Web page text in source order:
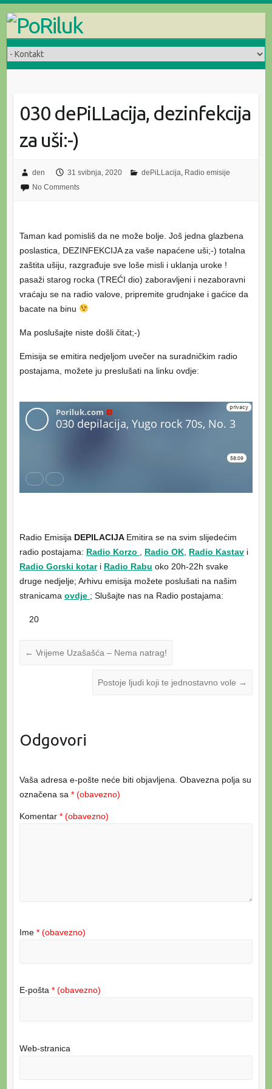
content
030 dePiLLacija, dezinfekcija
za uši:-)
den 31 svibnja, 2020 dePiLLacija, Radio emisije
No Comments
Taman kad pomisliš da ne može bolje. Još jedna glazbena
poslastica, DEZINFEKCIJA za vaše napaćene uši;-) totalna
zaštita ušiju, razgrađuje sve loše misli i uklanja uroke !
pasaži starog rocka (TREĆI dio) zaboravljeni i nezaboravni
vraćaju se na radio valove, pripremite grudnjake i gaćice da
bacate na binu
Ma poslušajte niste došli čitat;-)
Emisija se emitira nedjeljom uvečer na suradničkim radio
postajama, možete ju preslušati na linku ovdje:
Radio Emisija DEPILACIJA Emitira se na svim slijedećim
radio postajama: Radio Korzo Radio OK, Radio Kastavi
Radio Gorski kotari Radio Rabu oko 20h-22h svake
druge nedjelje; Arhivu emisija možete poslušati na našim
stranicama ovdje ; Slušajte nas na Radio postajama:
20
← Vrijeme Uzašašća – Nema natrag!
Postoje ljudi koji te jednostavno vole →
Odgovori
Vaša adresa e-pošte neće biti objavljena. Obavezna polja su
označena sa * (obavezno)
Komentar * (obavezno)
Ime * (obavezno)
E-pošta * (obavezno)
Web-stranica